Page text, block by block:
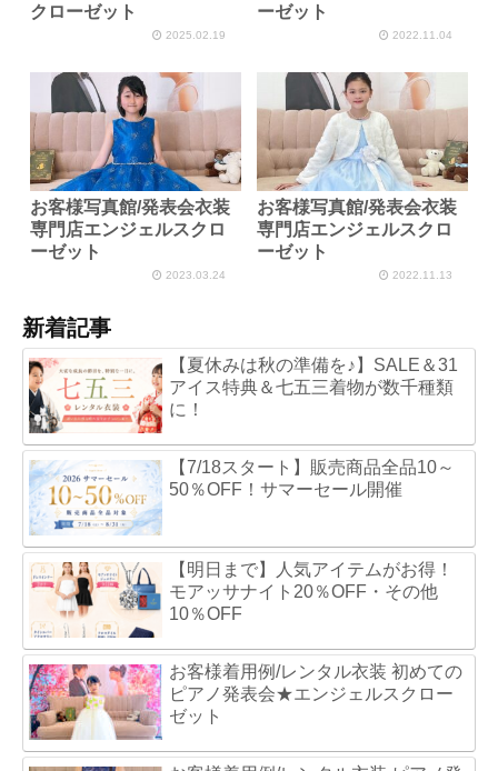
クローゼット
2025.02.19
ーゼット
2022.11.04
お客様写真館/発表会衣装
専門店エンジェルスクロ
ーゼット
2023.03.24
お客様写真館/発表会衣装
専門店エンジェルスクロ
ーゼット
2022.11.13
新着記事
【夏休みは秋の準備を♪】SALE＆31
アイス特典＆七五三着物が数千種類
に！
【7/18スタート】販売商品全品10～
50％OFF！サマーセール開催
【明日まで】人気アイテムがお得！
モアッサナイト20％OFF・その他
10％OFF
お客様着用例/レンタル衣装 初めての
ピアノ発表会★エンジェルスクロー
ゼット